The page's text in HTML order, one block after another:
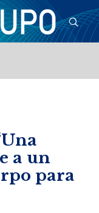
a un
para